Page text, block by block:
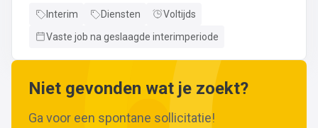
gemakBepaalt en past de juiste lastechniek toe
kwaliteitsgericht volgens veiligheidsvoorschriftenDraagt
Interim Diensten
Voltijds
Vaste job na geslaagde interimperiode
Niet gevonden wat je zoekt?
Ga voor een spontane sollicitatie!